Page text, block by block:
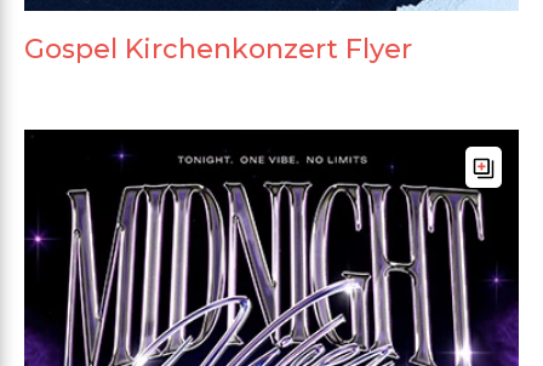
Gospel Kirchenkonzert Flyer